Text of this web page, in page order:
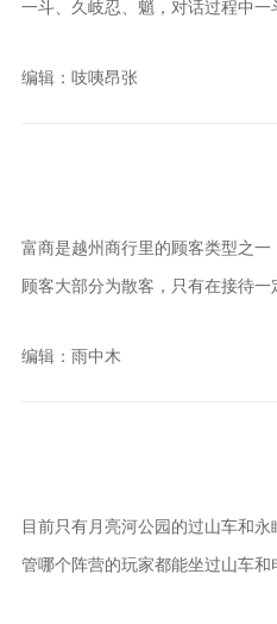
一斗、久岐忍、魈，对话过程中一
编辑：吱咦昂张
富商是越州商行里的顾客类型之
顾客大部分为散客，只有在接待
编辑：雨中木
目前只有月亮河公园的过山车和
管哪个阵营的玩家都能坐过山车和